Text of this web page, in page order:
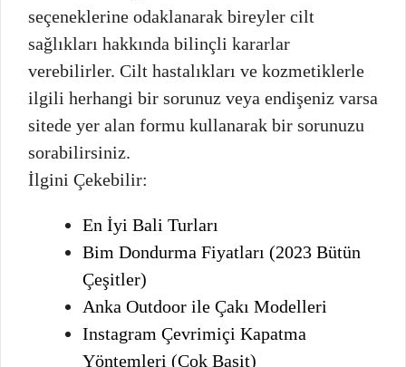
seçeneklerine odaklanarak bireyler cilt
sağlıkları hakkında bilinçli kararlar
verebilirler. Cilt hastalıkları ve kozmetiklerle
ilgili herhangi bir sorunuz veya endişeniz varsa
sitede yer alan formu kullanarak bir sorunuzu
sorabilirsiniz.
İlgini Çekebilir:
En İyi Bali Turları
Bim Dondurma Fiyatları (2023 Bütün
Çeşitler)
Anka Outdoor ile Çakı Modelleri
Instagram Çevrimiçi Kapatma
Yöntemleri (Çok Basit)